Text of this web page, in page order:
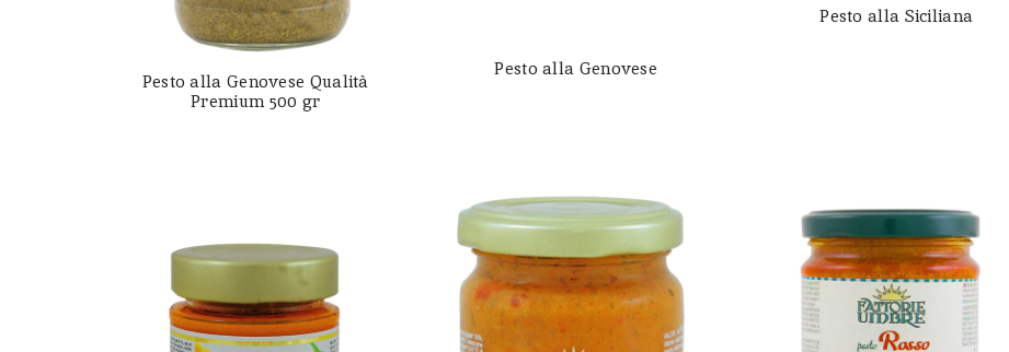
Pesto alla Genovese Qualità
Premium 500 gr
Pesto alla Genovese
Pesto alla Siciliana